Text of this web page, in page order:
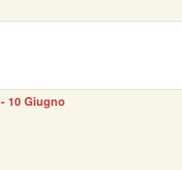
10 Giugno